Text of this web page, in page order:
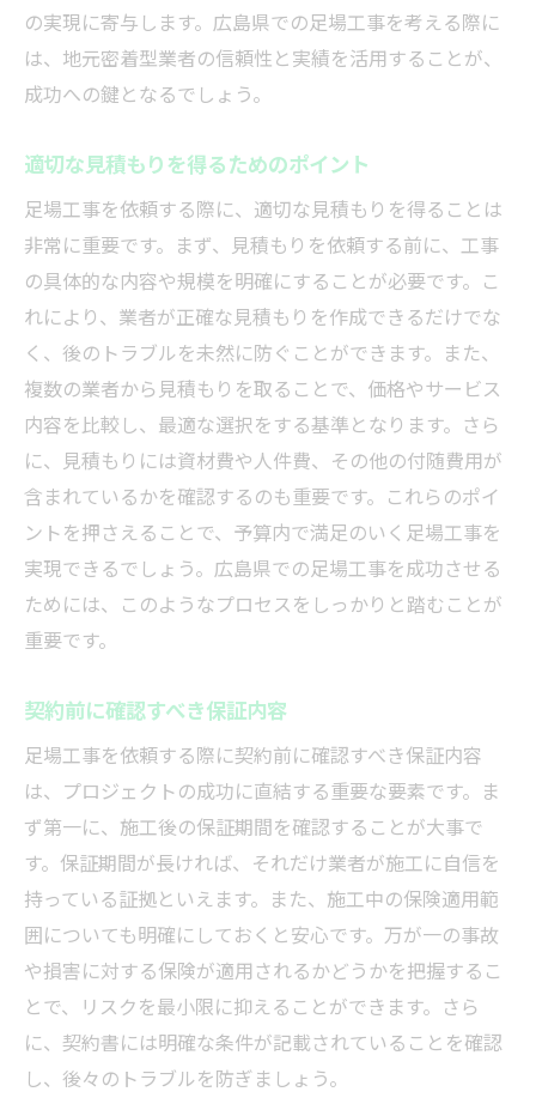
の実現に寄与します。広島県での足場工事を考える際に
は、地元密着型業者の信頼性と実績を活用することが、
成功への鍵となるでしょう。
適切な見積もりを得るためのポイント
足場工事を依頼する際に、適切な見積もりを得ることは
非常に重要です。まず、見積もりを依頼する前に、工事
の具体的な内容や規模を明確にすることが必要です。こ
れにより、業者が正確な見積もりを作成できるだけでな
く、後のトラブルを未然に防ぐことができます。また、
複数の業者から見積もりを取ることで、価格やサービス
内容を比較し、最適な選択をする基準となります。さら
に、見積もりには資材費や人件費、その他の付随費用が
含まれているかを確認するのも重要です。これらのポイ
ントを押さえることで、予算内で満足のいく足場工事を
実現できるでしょう。広島県での足場工事を成功させる
ためには、このようなプロセスをしっかりと踏むことが
重要です。
契約前に確認すべき保証内容
足場工事を依頼する際に契約前に確認すべき保証内容
は、プロジェクトの成功に直結する重要な要素です。ま
ず第一に、施工後の保証期間を確認することが大事で
す。保証期間が長ければ、それだけ業者が施工に自信を
持っている証拠といえます。また、施工中の保険適用範
囲についても明確にしておくと安心です。万が一の事故
や損害に対する保険が適用されるかどうかを把握するこ
とで、リスクを最小限に抑えることができます。さら
に、契約書には明確な条件が記載されていることを確認
し、後々のトラブルを防ぎましょう。